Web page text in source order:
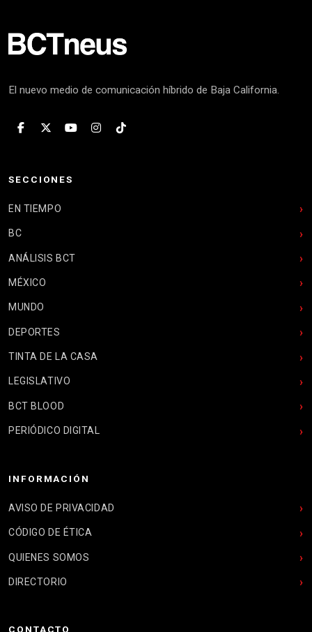
El nuevo medio de comunicación híbrido de Baja California.
SECCIONES
EN TIEMPO
BC
ANÁLISIS BCT
MÉXICO
MUNDO
DEPORTES
TINTA DE LA CASA
LEGISLATIVO
BCT BLOOD
PERIÓDICO DIGITAL
INFORMACIÓN
AVISO DE PRIVACIDAD
CÓDIGO DE ÉTICA
QUIENES SOMOS
DIRECTORIO
CONTACTO